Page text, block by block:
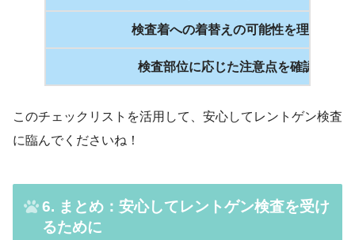
検査着への着替えの可能性を理解する
検査部位に応じた注意点を確認する
このチェックリストを活用して、安心してレントゲン検査
に臨んでくださいね！
6. まとめ：安心してレントゲン検査を受け
るために